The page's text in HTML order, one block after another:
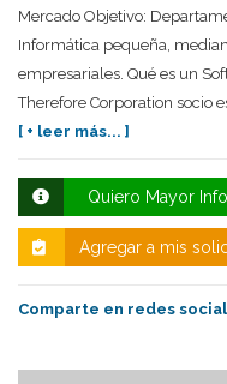
Deseo
Servicios
Al enviar
política
Mercado Objetivo:
Informática pequeña,
empresariales. Qué es un
Therefore Corporation socio
[ + leer más... ]
Quiero Mayor
Agregar a mis
Comparte en redes